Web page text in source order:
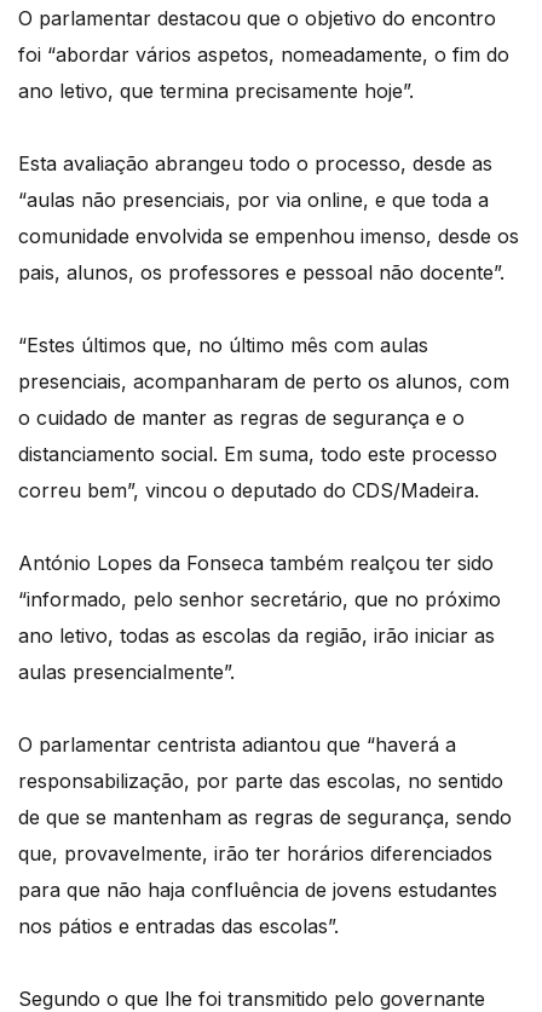
O parlamentar destacou que o objetivo do encontro
foi “abordar vários aspetos, nomeadamente, o fim do
ano letivo, que termina precisamente hoje”.
Esta avaliação abrangeu todo o processo, desde as
“aulas não presenciais, por via online, e que toda a
comunidade envolvida se empenhou imenso, desde os
pais, alunos, os professores e pessoal não docente”.
“Estes últimos que, no último mês com aulas
presenciais, acompanharam de perto os alunos, com
o cuidado de manter as regras de segurança e o
distanciamento social. Em suma, todo este processo
correu bem”, vincou o deputado do CDS/Madeira.
António Lopes da Fonseca também realçou ter sido
“informado, pelo senhor secretário, que no próximo
ano letivo, todas as escolas da região, irão iniciar as
aulas presencialmente”.
O parlamentar centrista adiantou que “haverá a
responsabilização, por parte das escolas, no sentido
de que se mantenham as regras de segurança, sendo
que, provavelmente, irão ter horários diferenciados
para que não haja confluência de jovens estudantes
nos pátios e entradas das escolas”.
Segundo o que lhe foi transmitido pelo governante